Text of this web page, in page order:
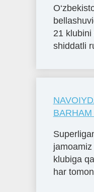
21
shiddatli
jamoamiz
klubiga
har